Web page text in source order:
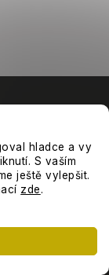
hladce a vy
S vaším
ještě vylepšit.
zde.